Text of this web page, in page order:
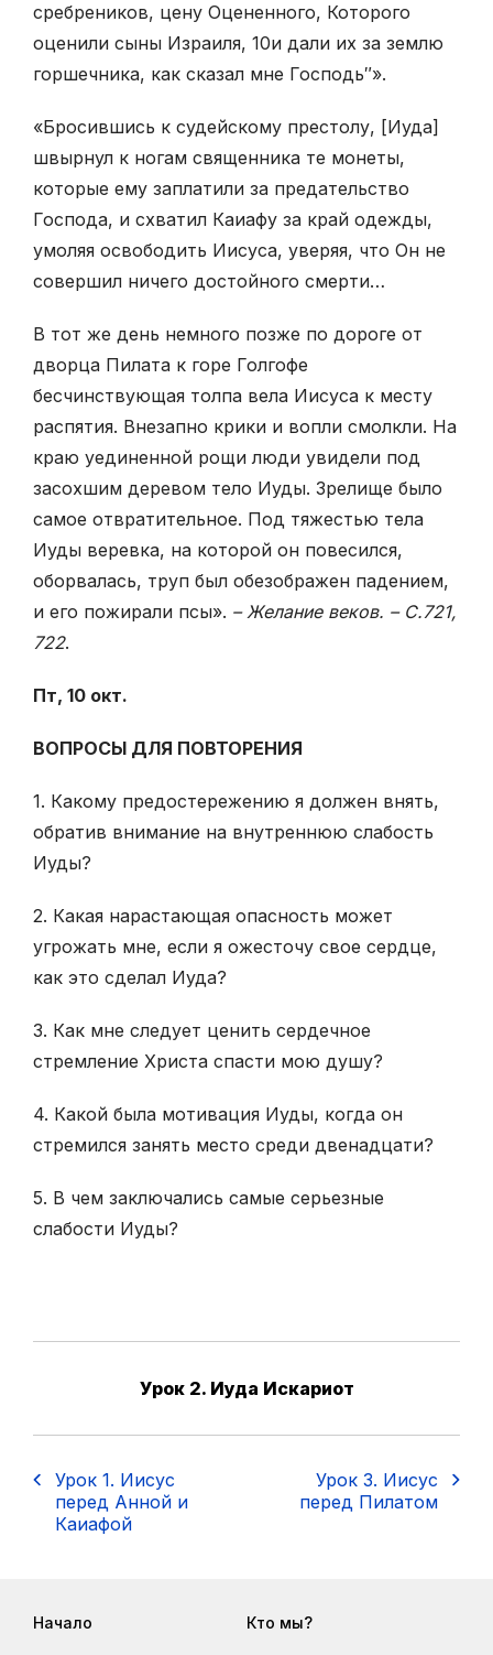
сребреников, цену Оцененного, Которого
оценили сыны Израиля, 10и дали их за землю
горшечника, как сказал мне Господь″».
«Бросившись к судейскому престолу, [Иуда]
швырнул к ногам священника те монеты,
которые ему заплатили за предательство
Господа, и схватил Каиафу за край одежды,
умоляя освободить Иисуса, уверяя, что Он не
совершил ничего достойного смерти…
В тот же день немного позже по дороге от
дворца Пилата к горе Голгофе
бесчинствующая толпа вела Иисуса к месту
распятия. Внезапно крики и вопли смолкли. На
краю уединенной рощи люди увидели под
засохшим деревом тело Иуды. Зрелище было
самое отвратительное. Под тяжестью тела
Иуды веревка, на которой он повесился,
оборвалась, труп был обезображен падением,
и его пожирали псы». – Желание веков. – С.721,
722.
Пт, 10 окт.
ВОПРОСЫ ДЛЯ ПОВТОРЕНИЯ
1. Какому предостережению я должен внять,
обратив внимание на внутреннюю слабость
Иуды?
2. Какая нарастающая опасность может
угрожать мне, если я ожесточу свое сердце,
как это сделал Иуда?
3. Как мне следует ценить сердечное
стремление Христа спасти мою душу?
4. Какой была мотивация Иуды, когда он
стремился занять место среди двенадцати?
5. В чем заключались самые серьезные
слабости Иуды?
Урок 2. Иуда Искариот
Урок 1. Иисус
перед Анной и
Каиафой
Урок 3. Иисус
перед Пилатом
Начало Кто мы?